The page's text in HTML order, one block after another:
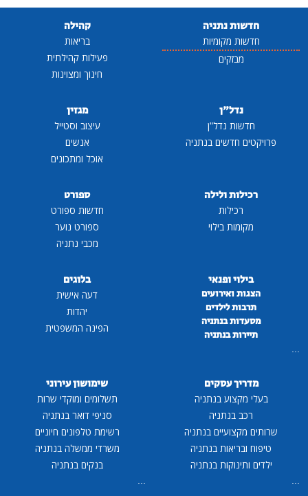
חדשות נתניה
חדשות מקומיות
מבזקים
קהילה
בריאות
פעילות קהילתית
חינוך ומצוינות
נדל"ן
חדשות נדל"ן
פרויקטים חדשים בנתניה
מגזין
עיצוב וסטייל
אנשים
אוכל ומתכונים
רכילות ולילה
רכילות
מקומות בילוי
ספורט
חדשות ספורט
ספורט נוער
מכבי נתניה
בילוי ופנאי
הצגות ואירועים
תרבות לילדים
מסעדות בנתניה
תיירות בנתניה
...
בלוגים
דעה אישית
יהדות
הפינה המשפטית
מדריך עסקים
בעלי מקצוע בנתניה
רכב בנתניה
שרותים מקצועיים בנתניה
טיפוח ובריאות בנתניה
ילדים ותינוקות בנתניה
...
שימושון עירוני
תשלומים ומוקדי שרות
סניפי דואר בנתניה
רשימת טלפונים חיוניים
משרדי ממשלה בנתניה
בנקים בנתניה
...